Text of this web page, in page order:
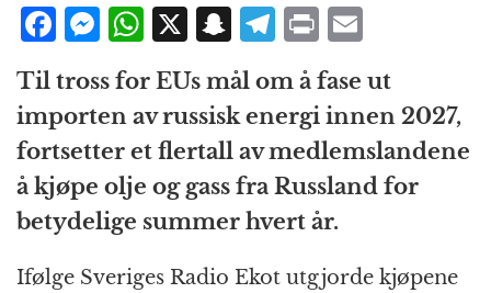
F
c
e
b
o
o
k
M
e
ss
e
n
g
e
r
W
at
s
A
p
p
X S
n
a
p
c
h
at
T
el
e
g
r
a
m
P
ri
n
t
ai
l
Til tross for EUs mål om å fase ut
importen av russisk energi innen 2027,
fortsetter et flertall av medlemslandene
å kjøpe olje og gass fra Russland for
betydelige summer hvert år.
Ifølge Sveriges Radio Ekot utgjorde kjøpene